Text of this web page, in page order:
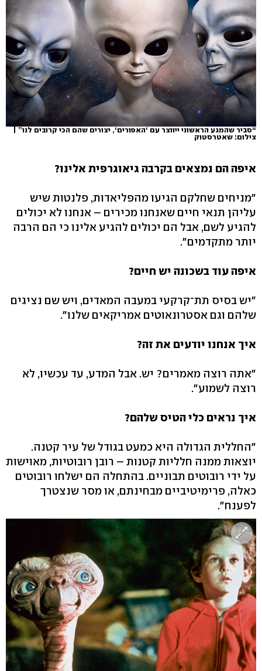
“סביר שהמגע הראשוני ייווצר עם ‘האפורים‘, יצורים שהם הכי קרובים לנו” |
צילום: שאטרסטוק
איפה הם נמצאים בקרבה גיאוגרפית אלינו?
"מניחים שחלקם הגיעו מהפליאדות, פלנטות שיש
עליהן תנאי חיים שאנחנו מכירים – אנחנו לא יכולים
להגיע לשם, אבל הם יכולים להגיע אלינו כי הם הרבה
יותר מתקדמים".
איפה עוד בשכונה יש חיים?
"יש בסיס תת־קרקעי במעבה המאדים, ויש שם נציגים
שלהם וגם אסטרונאוטים אמריקאים שלנו".
איך אנחנו יודעים את זה?
"אתה רוצה מאמרים? יש. אבל המדע, עד עכשיו, לא
רוצה לשמוע".
איך נראים כלי הטיס שלהם?
"החללית הגדולה היא כמעט בגודל של עיר קטנה.
יוצאות ממנה חלליות קטנות – רובן רובוטיות, מאוישות
על ידי רובוטים תבוניים. בהתחלה הם ישלחו רובוטים
כאלה, פרימיטיביים מבחינתם, או מסר שנצטרך
לפענח".